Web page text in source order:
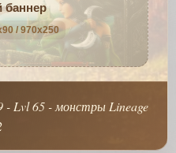
баннер
/ 970x250
- Lvl 65 - монстры Lineage